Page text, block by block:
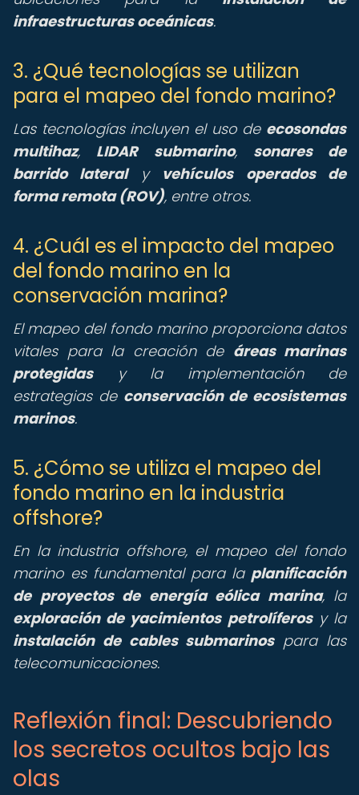
infraestructuras oceánicas.
3. ¿Qué tecnologías se utilizan
para el mapeo del fondo marino?
Las tecnologías incluyen el uso de ecosondas
multihaz, LIDAR submarino, sonares de
barrido lateraly vehículos operados de
forma remota (ROV), entre otros.
4. ¿Cuál es el impacto del mapeo
del fondo marino en la
conservación marina?
El mapeo del fondo marino proporciona datos
vitales para la creación de áreas marinas
protegidasy la implementación de
estrategias de conservación de ecosistemas
marinos.
5. ¿Cómo se utiliza el mapeo del
fondo marino en la industria
offshore?
En la industria offshore, el mapeo del fondo
marino es fundamental para la planificación
de proyectos de energía eólica marina, la
exploración de yacimientos petrolíferosy la
instalación de cables submarinospara las
telecomunicaciones.
Reflexión final: Descubriendo
los secretos ocultos bajo las
olas